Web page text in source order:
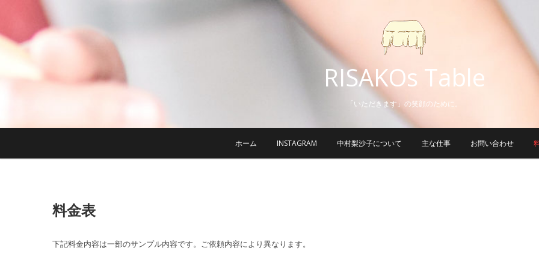
RISAKOs Table
「いただきます」の笑顔のために。
ホーム INSTAGRAM 中村梨沙子について 主な仕事 お問い合わせ
料金表
下記料金内容は一部のサンプル内容です。ご依頼内容により異なります。